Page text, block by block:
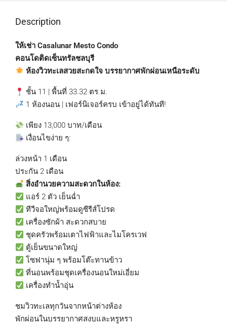
Description
ให้เช่า Casalunar Mesto Condo
คอนโดติดเซ็นทรัลชลบุรี
ห้องวิวทะเลสวยสะกดใจ บรรยากาศพักผ่อนเหนือระดับ
ชั้น 11 | พื้นที่ 33.32 ตร.ม.
1 ห้องนอน | เฟอร์นิเจอร์ครบ เข้าอยู่ได้ทันที!
เพียง 13,000 บาท/เดือน
เงื่อนไขง่าย ๆ:
ล่วงหน้า 1 เดือน
ประกัน 2 เดือน
สิ่งอำนวยความสะดวกในห้อง:
แอร์ 2 ตัว เย็นฉ่ำ
ทีวีจอใหญ่พร้อมดูซีรีส์โปรด
เครื่องซักผ้า สะดวกสบาย
ชุดครัวพร้อมเตาไฟฟ้าและไมโครเวฟ
ตู้เย็นขนาดใหญ่
โซฟานุ่ม ๆ พร้อมโต๊ะทานข้าว
ที่นอนพร้อมชุดเครื่องนอนใหม่เอี่ยม
เครื่องทำน้ำอุ่น
ชมวิวทะเลทุกวันจากหน้าต่างห้อง
พักผ่อนในบรรยากาศสงบและหรูหรา